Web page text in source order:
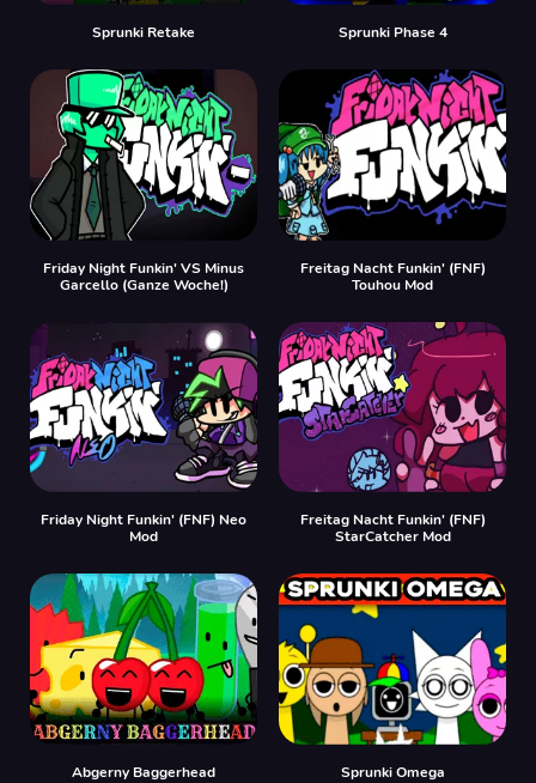
Sprunki Retake Sprunki Phase 4
Friday Night Funkin' VS Minus
Garcello (Ganze Woche!)
Freitag Nacht Funkin' (FNF)
Touhou Mod
Friday Night Funkin' (FNF) Neo
Mod
Freitag Nacht Funkin' (FNF)
StarCatcher Mod
Abgerny Baggerhead Sprunki Omega